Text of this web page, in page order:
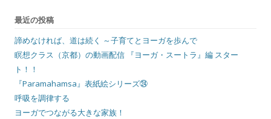
最近の投稿
諦めなければ、道は続く ～子育てとヨーガを歩んで
瞑想クラス（京都）の動画配信 『ヨーガ・スートラ』編 スター
ト！！
『Paramahamsa』表紙絵シリーズ㉔
呼吸を調律する
ヨーガでつながる大きな家族！